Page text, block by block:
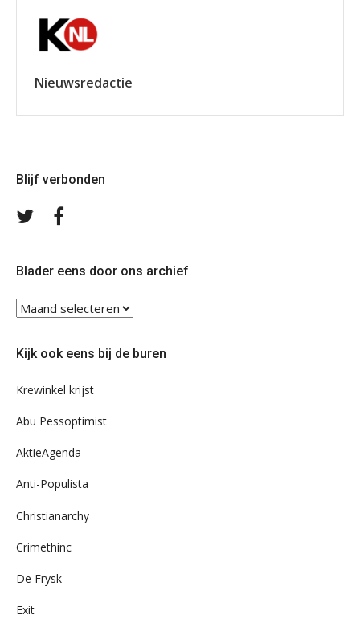
Nieuwsredactie
Blijf verbonden
Volg
Blader eens door ons archief
Blader
eens
ons
Kijk ook eens bij de buren
Krewinkel krijst
Abu Pessoptimist
AktieAgenda
Anti-Populista
Christianarchy
Crimethinc
De Frysk
Exit